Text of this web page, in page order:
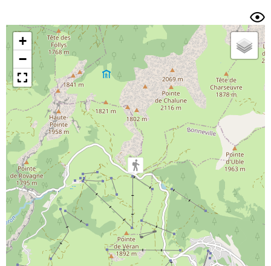
Trier par
Horodatage Photos
+
−